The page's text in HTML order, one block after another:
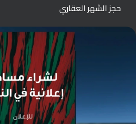
حجز الشهر العقاري